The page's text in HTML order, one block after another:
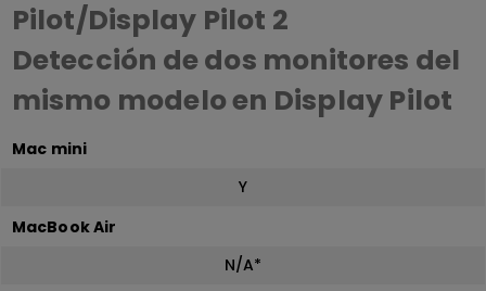
Pilot/Display Pilot 2
Detección de dos monitores del
mismo modelo en Display Pilot
Mac mini
Y
MacBook Air
N/A*